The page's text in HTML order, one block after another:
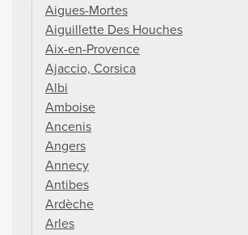
Aigues-Mortes
Aiguillette Des Houches
Aix-en-Provence
Ajaccio, Corsica
Albi
Amboise
Ancenis
Angers
Annecy
Antibes
Ardèche
Arles